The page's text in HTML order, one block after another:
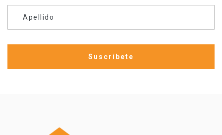
Apellido